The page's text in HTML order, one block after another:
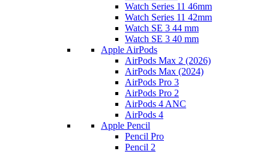
Watch Series 11 46mm
Watch Series 11 42mm
Watch SE 3 44 mm
Watch SE 3 40 mm
Apple AirPods
AirPods Max 2 (2026)
AirPods Max (2024)
AirPods Pro 3
AirPods Pro 2
AirPods 4 ANC
AirPods 4
Apple Pencil
Pencil Pro
Pencil 2